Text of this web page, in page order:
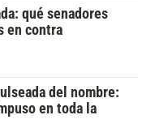
qué senadores
en contra
del nombre:
en toda la